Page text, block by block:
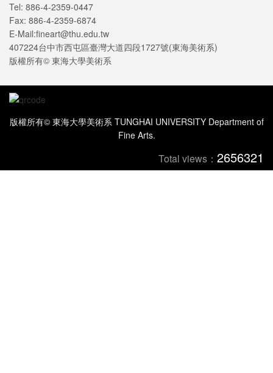
Tel: 886-4-2359-0447
Fax: 886-4-2359-6874
E-Mail:fineart@thu.edu.tw
407224台中市西屯區臺灣大道四段1727號(東海美術系)
版權所有© 東海大學美術系
版權所有© 東海大學美術系 TUNGHAI UNIVERSITY Department of
Fine Arts.
Total views： 2656321